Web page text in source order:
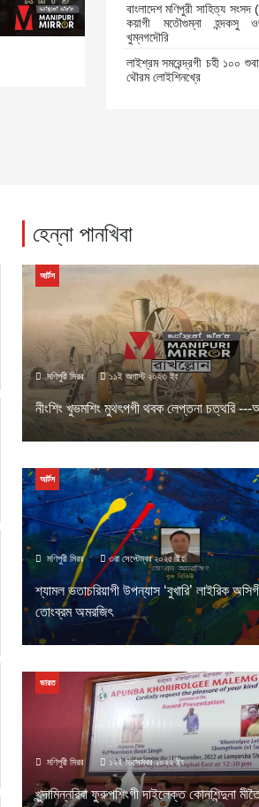
বাংলাদেশ মণিপুরী সাহিত্য সংসদ
কয়াগী মতৌগুম্না হন্দকসু
খুম্নগদৌরি
লাইশ্রম সমরেন্দ্রগী চহী ১০০
থৌরম লোইশিনখ্রে
হেন্না পানখিবা
মণিপুরী মিরর ১১ই অগাস্ট ২০২৩ ইং
নীংশিং খুভমশিং মুথৎপগী থবক লেপ্তনা চত্থরি
আর্টস
মণিপুরী মিরর ৩রা সেপ্টেম্বর ২০২৫ ইং
শ্যামল ভতাচরিয়াগী উপন্যাস ‘বুখারি’ লাইরিক
তোংব্রম অমরজিৎ
আর্টস
মণিপুরী মিরর ১২ই ডিসেম্বর ২০২২ ইং
খুন্দামিন্নরিবা ফুরুপশিংগী দাইলেক্ত কোনশিন্দুনা
ভারত